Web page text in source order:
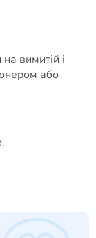
вимитій і
або